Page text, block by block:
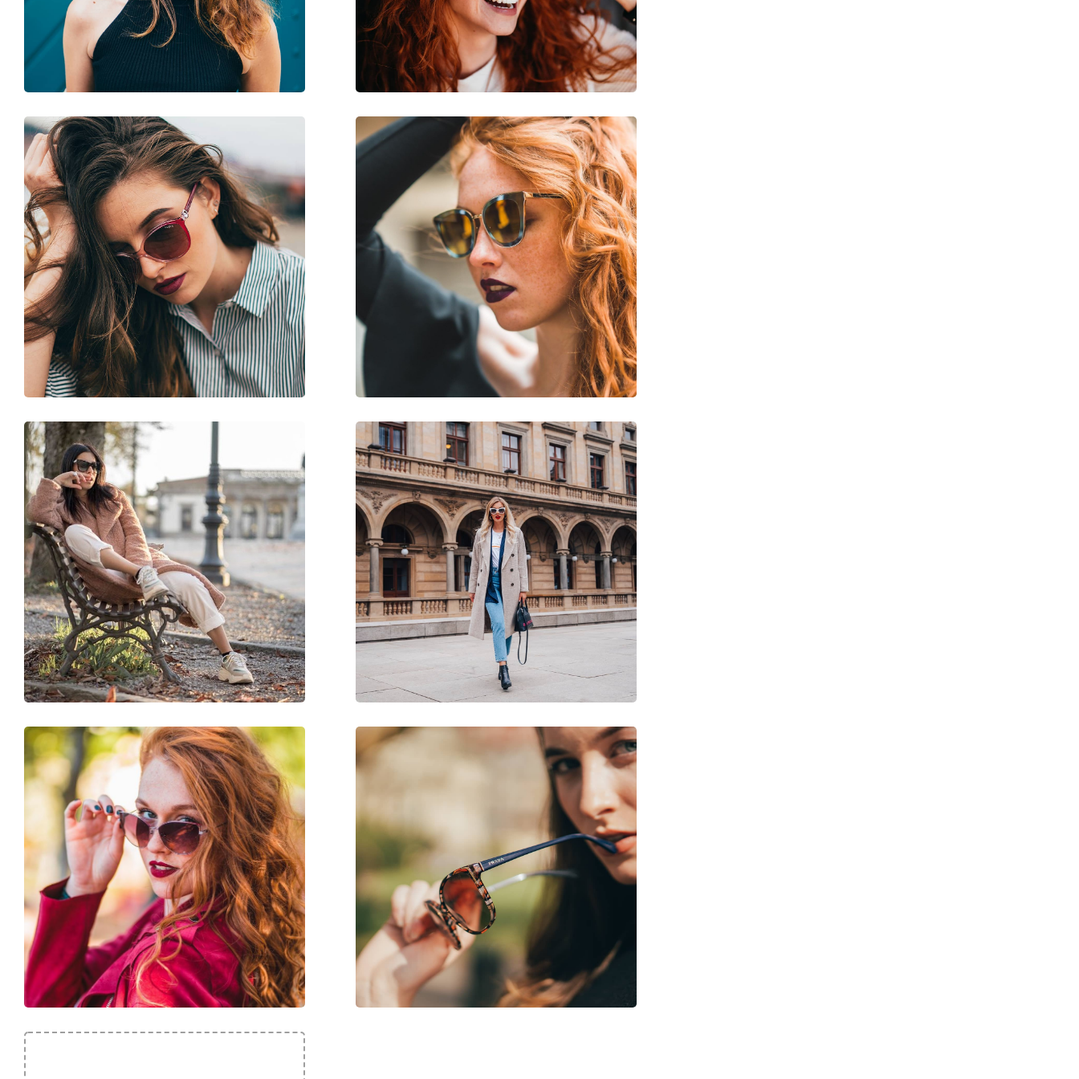
Poids:
230 g
Plaquettes de nez ajustables:
Oui
Accessoires
Étui:
Oui
Tissu de nettoyage:
Oui
Autres
Sexe:
Pour femmes
Catégorie:
Lunettes de soleil
Marque:
Victoria Beckham
Utilisation:
Mode
Code:
VB209S 722 59